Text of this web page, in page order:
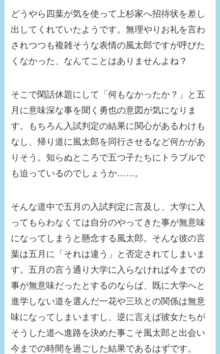
どうやら四葉が気を使って上杉家へ招待状を差し
出してくれていたようです。無理やりお礼を言わ
されつつも複雑そうな表情の風太郎ですが呼びた
くなかった、なんてことはありませんよね？
そこで閑話休題にして「何もなかったか？」と五
月に意味深な事を聞く勇也の意図が気になりま
す。もちろん入試判定の結果に関心があるわけも
なし、帰り道に風太郎を同行させるなど何かがあ
りそう。知らぬところで五つ子たちにトラブルで
も迫っているのでしょうか……。
そんな道中で五月の入試判定に言及し、大学に入
ってもらわなくては自分のやってきた事が無意味
になってしまうと懸念する風太郎。そんな彼の言
葉は五月に「それは違う」と否定されてしまいま
す。五月の言う通り大学に入らなければ今までの
事が無意味だったとするのならば、既に大学へと
進学しない道を選んだ一花や三玖との関係は無意
味になってしまいますし、逆に言えば彼女たちが
そうした道へ進路を決めた事こそ風太郎と出会い
今までの時間を過ごした結果であるはずです。